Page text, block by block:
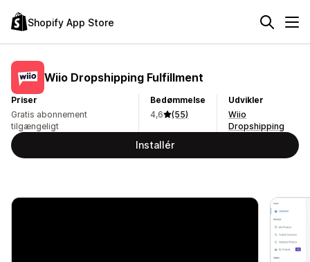
Shopify App Store
Wiio Dropshipping Fulfillment
Priser
Gratis abonnement
tilgængeligt
Bedømmelse
4,6
(55)
Udvikler
Wiio
Dropshipping
Installér